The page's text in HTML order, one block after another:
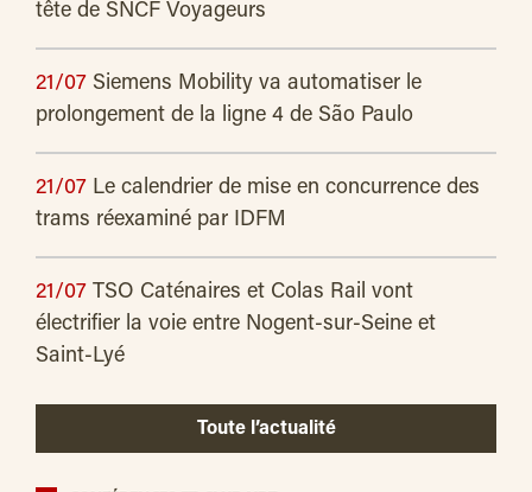
tête de SNCF Voyageurs
21/07 Siemens Mobility va automatiser le
prolongement de la ligne 4 de São Paulo
21/07 Le calendrier de mise en concurrence des
trams réexaminé par IDFM
21/07 TSO Caténaires et Colas Rail vont
électrifier la voie entre Nogent-sur-Seine et
Saint-Lyé
Toute l’actualité